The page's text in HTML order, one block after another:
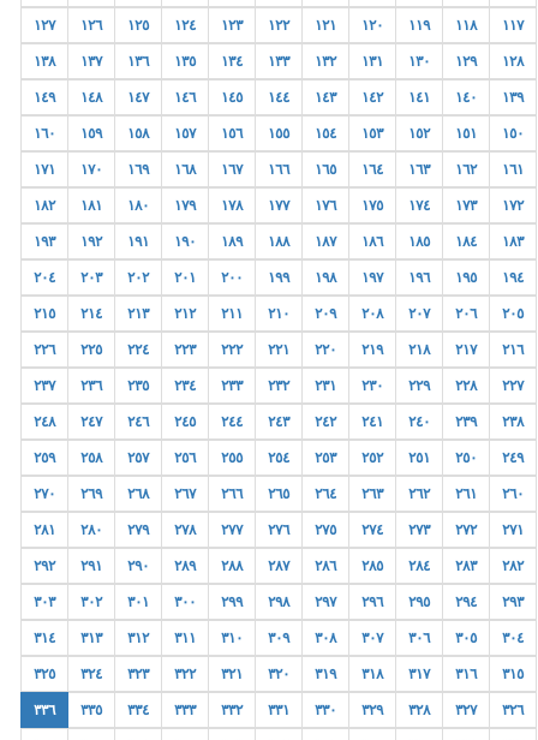
١١٧ ١١٨ ١١٩ ١٢٠ ١٢١ ١٢٢ ١٢٣ ١٢٤ ١٢٥ ١٢٦ ١٢٧
١٢٨ ١٢٩ ١٣٠ ١٣١ ١٣٢ ١٣٣ ١٣٤ ١٣٥ ١٣٦ ١٣٧ ١٣٨
١٣٩ ١٤٠ ١٤١ ١٤٢ ١٤٣ ١٤٤ ١٤٥ ١٤٦ ١٤٧ ١٤٨ ١٤٩
١٥٠ ١٥١ ١٥٢ ١٥٣ ١٥٤ ١٥٥ ١٥٦ ١٥٧ ١٥٨ ١٥٩ ١٦٠
١٦١ ١٦٢ ١٦٣ ١٦٤ ١٦٥ ١٦٦ ١٦٧ ١٦٨ ١٦٩ ١٧٠ ١٧١
١٧٢ ١٧٣ ١٧٤ ١٧٥ ١٧٦ ١٧٧ ١٧٨ ١٧٩ ١٨٠ ١٨١ ١٨٢
١٨٣ ١٨٤ ١٨٥ ١٨٦ ١٨٧ ١٨٨ ١٨٩ ١٩٠ ١٩١ ١٩٢ ١٩٣
١٩٤ ١٩٥ ١٩٦ ١٩٧ ١٩٨ ١٩٩ ٢٠٠ ٢٠١ ٢٠٢ ٢٠٣ ٢٠٤
٢٠٥ ٢٠٦ ٢٠٧ ٢٠٨ ٢٠٩ ٢١٠ ٢١١ ٢١٢ ٢١٣ ٢١٤ ٢١٥
٢١٦ ٢١٧ ٢١٨ ٢١٩ ٢٢٠ ٢٢١ ٢٢٢ ٢٢٣ ٢٢٤ ٢٢٥ ٢٢٦
٢٢٧ ٢٢٨ ٢٢٩ ٢٣٠ ٢٣١ ٢٣٢ ٢٣٣ ٢٣٤ ٢٣٥ ٢٣٦ ٢٣٧
٢٣٨ ٢٣٩ ٢٤٠ ٢٤١ ٢٤٢ ٢٤٣ ٢٤٤ ٢٤٥ ٢٤٦ ٢٤٧ ٢٤٨
٢٤٩ ٢٥٠ ٢٥١ ٢٥٢ ٢٥٣ ٢٥٤ ٢٥٥ ٢٥٦ ٢٥٧ ٢٥٨ ٢٥٩
٢٦٠ ٢٦١ ٢٦٢ ٢٦٣ ٢٦٤ ٢٦٥ ٢٦٦ ٢٦٧ ٢٦٨ ٢٦٩ ٢٧٠
٢٧١ ٢٧٢ ٢٧٣ ٢٧٤ ٢٧٥ ٢٧٦ ٢٧٧ ٢٧٨ ٢٧٩ ٢٨٠ ٢٨١
٢٨٢ ٢٨٣ ٢٨٤ ٢٨٥ ٢٨٦ ٢٨٧ ٢٨٨ ٢٨٩ ٢٩٠ ٢٩١ ٢٩٢
٢٩٣ ٢٩٤ ٢٩٥ ٢٩٦ ٢٩٧ ٢٩٨ ٢٩٩ ٣٠٠ ٣٠١ ٣٠٢ ٣٠٣
٣٠٤ ٣٠٥ ٣٠٦ ٣٠٧ ٣٠٨ ٣٠٩ ٣١٠ ٣١١ ٣١٢ ٣١٣ ٣١٤
٣١٥ ٣١٦ ٣١٧ ٣١٨ ٣١٩ ٣٢٠ ٣٢١ ٣٢٢ ٣٢٣ ٣٢٤ ٣٢٥
٣٢٦ ٣٢٧ ٣٢٨ ٣٢٩ ٣٣٠ ٣٣١ ٣٣٢ ٣٣٣ ٣٣٤ ٣٣٥ ٣٣٦